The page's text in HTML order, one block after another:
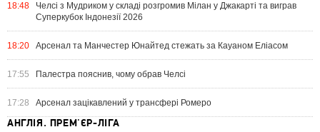
18:48
Челсі з Мудриком у складі розгромив Мілан у Джакарті та виграв
Суперкубок Індонезії 2026
18:20 Арсенал та Манчестер Юнайтед стежать за Кауаном Еліасом
17:55 Палестра пояснив, чому обрав Челсі
17:28 Арсенал зацікавлений у трансфері Ромеро
АНГЛІЯ. ПРЕМ'ЄР-ЛІГА